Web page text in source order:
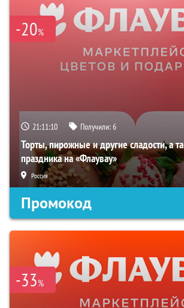
-20%
21:11:08 Получили:6
Торты, пирожные и другие сладости, а
праздника на «Флаувау»
Россия
Промокод
-33%